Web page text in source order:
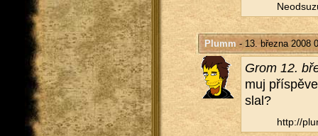
Plumm - 13. března 2008
Grom 12.
muj
slal?
http://​